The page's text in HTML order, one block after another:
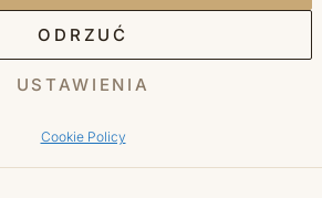
ODRZUĆ
USTAWIENIA
Cookie Policy